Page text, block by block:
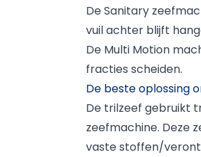
De Sanitary
vuil achter blijft
De Multi Motion
fracties scheiden.
De beste oplossing
De trilzeef gebruikt
zeefmachine. Deze
vaste stoffen/